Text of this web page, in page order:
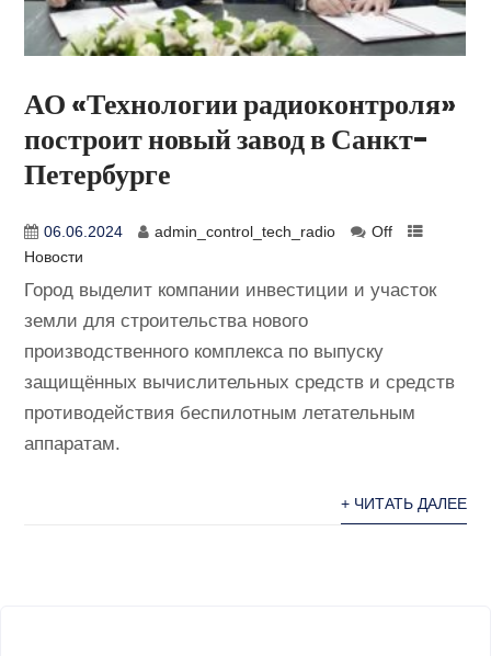
АО «Технологии радиоконтроля»
построит новый завод в Санкт-
Петербурге
06.06.2024 admin_control_tech_radio
Off
Новости
Город выделит компании инвестиции и участок
земли для строительства нового
производственного комплекса по выпуску
защищённых вычислительных средств и средств
противодействия беспилотным летательным
аппаратам.
+ ЧИТАТЬ ДАЛЕЕ